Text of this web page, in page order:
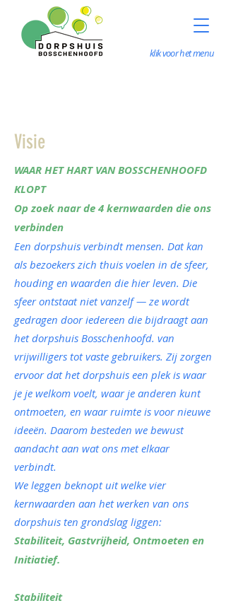
klik voor het menu
Visie
WAAR HET HART VAN BOSSCHENHOOFD
KLOPT
Op zoek naar de 4 kernwaarden die ons
verbinden
Een dorpshuis verbindt mensen. Dat kan
als bezoekers zich thuis voelen in de sfeer,
houding en waarden die hier leven. Die
sfeer ontstaat niet vanzelf — ze wordt
gedragen door iedereen die bijdraagt aan
het dorpshuis Bosschenhoofd. van
vrijwilligers tot vaste gebruikers. Zij zorgen
ervoor dat het dorpshuis een plek is waar
je je welkom voelt, waar je anderen kunt
ontmoeten, en waar ruimte is voor nieuwe
ideeën. Daarom besteden we bewust
aandacht aan wat ons met elkaar
verbindt.
We leggen beknopt uit welke vier
kernwaarden aan het werken van ons
dorpshuis ten grondslag liggen:
Stabiliteit, Gastvrijheid, Ontmoeten en
Initiatief.
Stabiliteit